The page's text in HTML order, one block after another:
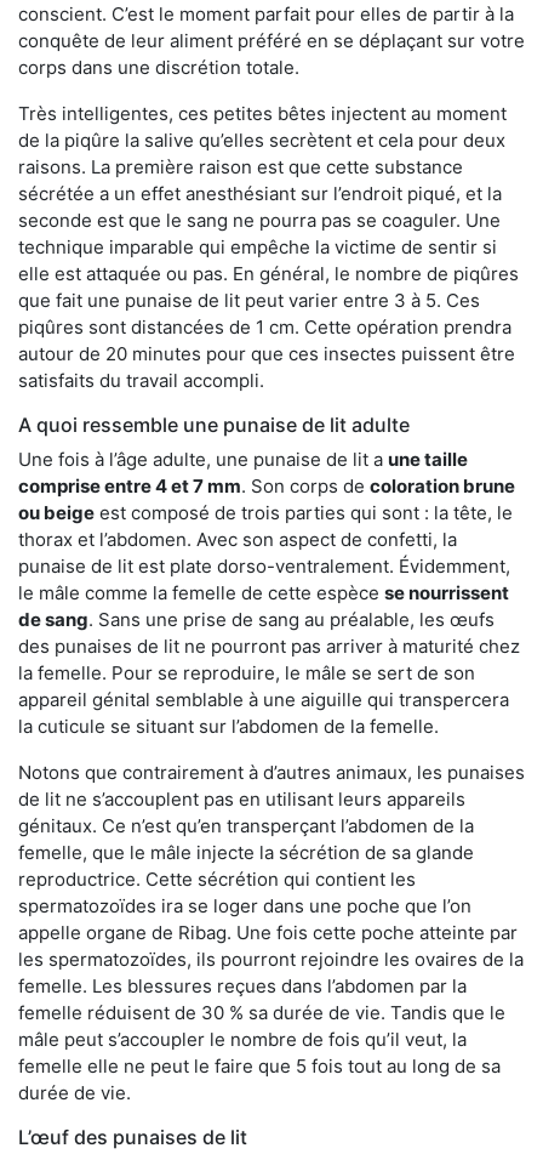
conscient. C’est le moment parfait pour elles de partir à la
conquête de leur aliment préféré en se déplaçant sur votre
corps dans une discrétion totale.
Très intelligentes, ces petites bêtes injectent au moment
de la piqûre la salive qu’elles secrètent et cela pour deux
raisons. La première raison est que cette substance
sécrétée a un effet anesthésiant sur l’endroit piqué, et la
seconde est que le sang ne pourra pas se coaguler. Une
technique imparable qui empêche la victime de sentir si
elle est attaquée ou pas. En général, le nombre de piqûres
que fait une punaise de lit peut varier entre 3 à 5. Ces
piqûres sont distancées de 1 cm. Cette opération prendra
autour de 20 minutes pour que ces insectes puissent être
satisfaits du travail accompli.
A quoi ressemble une punaise de lit adulte
Une fois à l’âge adulte, une punaise de lit a une taille
comprise entre 4 et 7 mm. Son corps de coloration brune
ou beige est composé de trois parties qui sont : la tête, le
thorax et l’abdomen. Avec son aspect de confetti, la
punaise de lit est plate dorso-ventralement. Évidemment,
le mâle comme la femelle de cette espèce se nourrissent
de sang. Sans une prise de sang au préalable, les œufs
des punaises de lit ne pourront pas arriver à maturité chez
la femelle. Pour se reproduire, le mâle se sert de son
appareil génital semblable à une aiguille qui transpercera
la cuticule se situant sur l’abdomen de la femelle.
Notons que contrairement à d’autres animaux, les punaises
de lit ne s’accouplent pas en utilisant leurs appareils
génitaux. Ce n’est qu’en transperçant l’abdomen de la
femelle, que le mâle injecte la sécrétion de sa glande
reproductrice. Cette sécrétion qui contient les
spermatozoïdes ira se loger dans une poche que l’on
appelle organe de Ribag. Une fois cette poche atteinte par
les spermatozoïdes, ils pourront rejoindre les ovaires de la
femelle. Les blessures reçues dans l’abdomen par la
femelle réduisent de 30 % sa durée de vie. Tandis que le
mâle peut s’accoupler le nombre de fois qu’il veut, la
femelle elle ne peut le faire que 5 fois tout au long de sa
durée de vie.
L’œuf des punaises de lit